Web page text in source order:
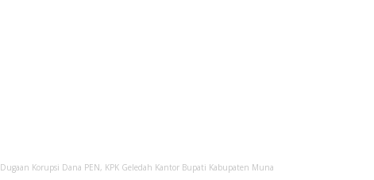
Dugaan Korupsi Dana PEN, KPK Geledah Kantor Bupati Kabupaten Muna